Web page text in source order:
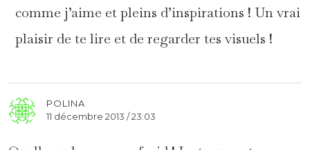
comme j’aime et pleins d’inspirations ! Un vrai
plaisir de te lire et de regarder tes visuels !
POLINA
11 décembre 2013 / 23:03